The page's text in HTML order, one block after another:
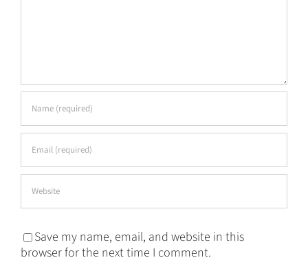
Save my name, email, and website in this
browser for the next time I comment.